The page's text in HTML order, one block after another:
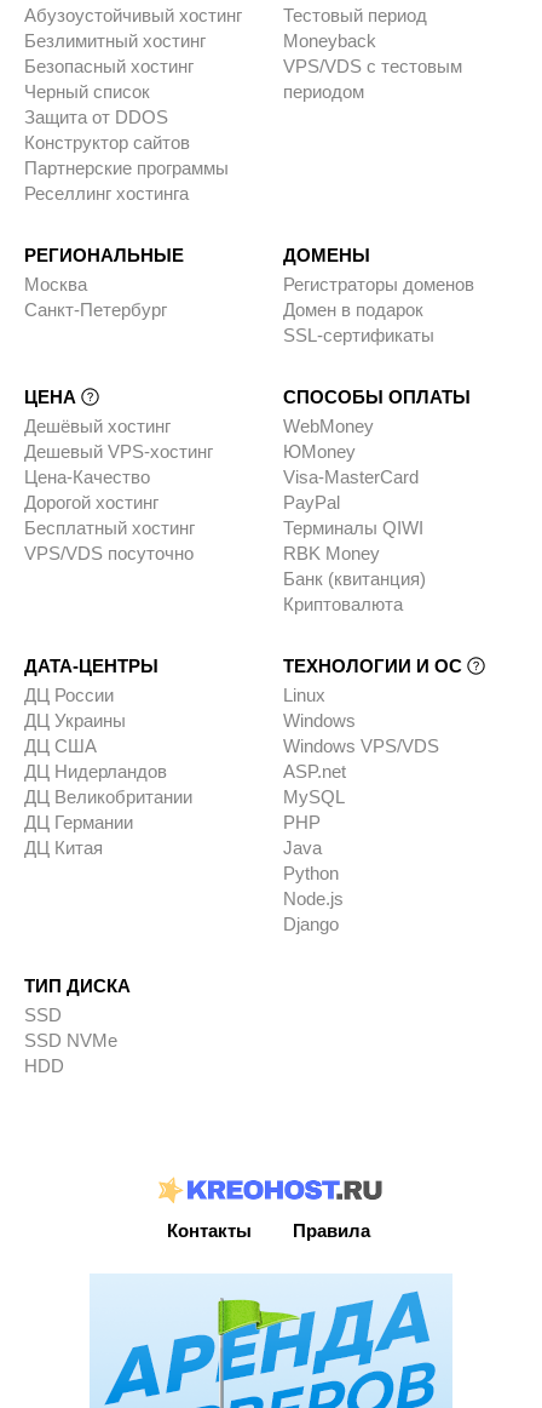
Абузоустойчивый хостинг
Безлимитный хостинг
Безопасный хостинг
Черный список
Защита от DDOS
Конструктор сайтов
Партнерские программы
Реселлинг хостинга
Тестовый период
Moneyback
VPS/VDS с тестовым
периодом
РЕГИОНАЛЬНЫЕ
Москва
Санкт-Петербург
ДОМЕНЫ
Регистраторы доменов
Домен в подарок
SSL-сертификаты
ЦЕНА
Дешёвый хостинг
Дешевый VPS-хостинг
Цена-Качество
Дорогой хостинг
Бесплатный хостинг
VPS/VDS посуточно
СПОСОБЫ ОПЛАТЫ
WebMoney
ЮMoney
Visa-MasterCard
PayPal
Терминалы QIWI
RBK Money
Банк (квитанция)
Криптовалюта
ДАТА-ЦЕНТРЫ
ДЦ России
ДЦ Украины
ДЦ США
ДЦ Нидерландов
ДЦ Великобритании
ДЦ Германии
ДЦ Китая
ТЕХНОЛОГИИ И ОС
Linux
Windows
Windows VPS/VDS
ASP.net
MySQL
PHP
Java
Python
Node.js
Django
ТИП ДИСКА
SSD
SSD NVMe
HDD
Контакты Правила